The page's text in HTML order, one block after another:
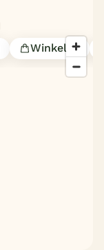
Winkelen